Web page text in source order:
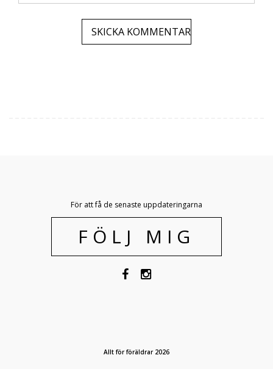
För att få de senaste uppdateringarna
FÖLJ MIG
Allt för föräldrar 2026